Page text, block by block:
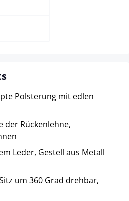
Polsterung mit edlen
der Rückenlehne,
Leder, Gestell aus Metall
um 360 Grad drehbar,